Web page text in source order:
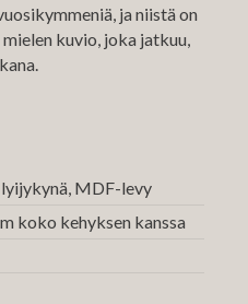
ja niistä on
kuvio, joka jatkuu,
MDF-levy
koko kehyksen kanssa